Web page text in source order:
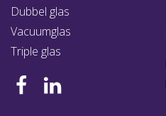
Dubbel glas
Vacuumglas
Triple glas